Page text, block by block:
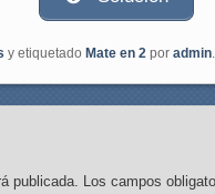
y etiquetado Mate en 2 por admin
publicada. Los campos